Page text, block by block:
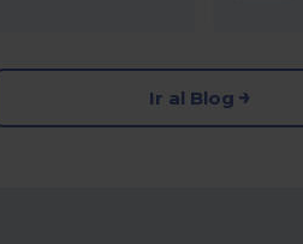
Ir al Blog